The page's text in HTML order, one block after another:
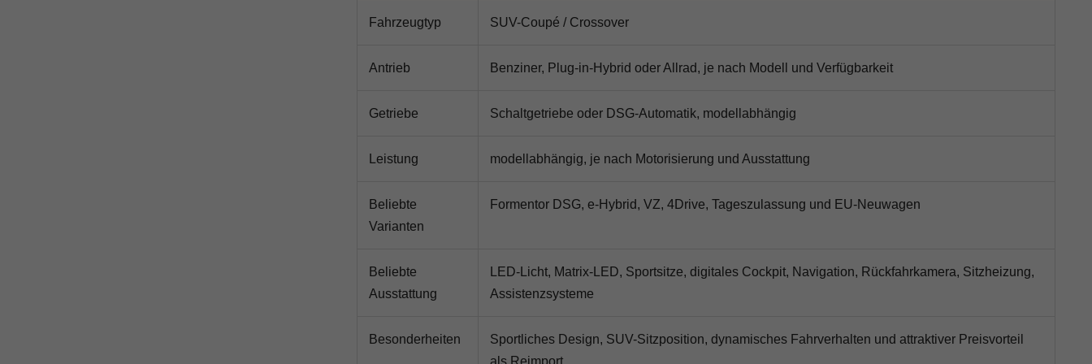
Fahrzeugtyp SUV-Coupé / Crossover
Antrieb Benziner, Plug-in-Hybrid oder Allrad, je nach Modell und Verfügbarkeit
Getriebe Schaltgetriebe oder DSG-Automatik, modellabhängig
Leistung modellabhängig, je nach Motorisierung und Ausstattung
Beliebte
Varianten
Formentor DSG, e-Hybrid, VZ, 4Drive, Tageszulassung und EU-Neuwagen
Beliebte
Ausstattung
LED-Licht, Matrix-LED, Sportsitze, digitales Cockpit, Navigation, Rückfahrkamera, Sitzheizung,
Assistenzsysteme
Besonderheiten
Sportliches Design, SUV-Sitzposition, dynamisches Fahrverhalten und attraktiver Preisvorteil
als Reimport